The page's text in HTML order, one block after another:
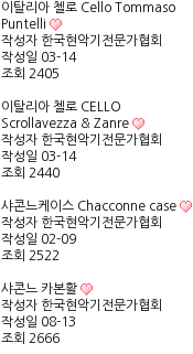
이탈리아 첼로 Cello Tommaso
Puntelli
작성자 한국현악기전문가협회
작성일 03-14
조회 2405
이탈리아 첼로 CELLO
Scrollavezza & Zanre
작성자 한국현악기전문가협회
작성일 03-14
조회 2440
샤콘느케이스 Chacconne case
작성자 한국현악기전문가협회
작성일 02-09
조회 2522
샤콘느 카본활
작성자 한국현악기전문가협회
작성일 08-13
조회 2666